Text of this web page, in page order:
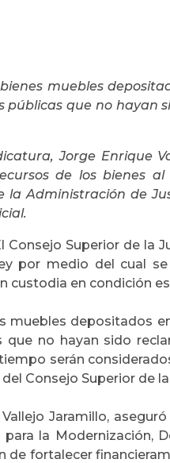
muebles
públicas que no hayan
Jorge Enrique
de los bienes
la Administración de
Consejo Superior de la
por medio del cual se
custodia en condición
muebles depositados
no hayan sido
serán
Consejo Superior de
Jaramillo,
la Modernización,
de fortalecer